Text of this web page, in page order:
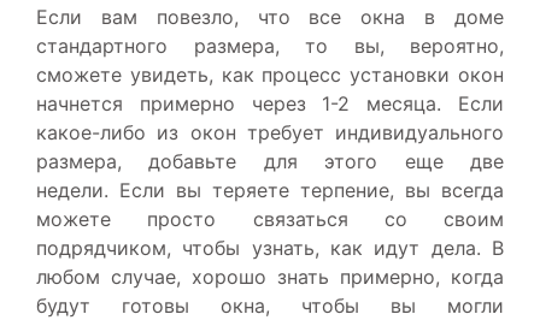
Если вам повезло, что все окна в доме
стандартного размера, то вы, вероятно,
сможете увидеть, как процесс установки окон
начнется примерно через 1-2 месяца. Если
какое-либо из окон требует индивидуального
размера, добавьте для этого еще две
недели. Если вы теряете терпение, вы всегда
можете просто связаться со своим
подрядчиком, чтобы узнать, как идут дела. В
любом случае, хорошо знать примерно, когда
будут готовы окна, чтобы вы могли